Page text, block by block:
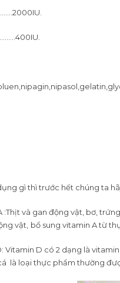
gì thì trước hết chúng ta
và gan động vật, bơ,
vật, bổ sung vitamin A từ
Vitamin D có 2 dạng là
là loại thực phẩm thường